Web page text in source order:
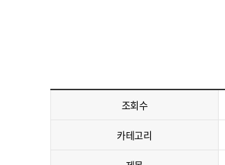
조회수
카테고리